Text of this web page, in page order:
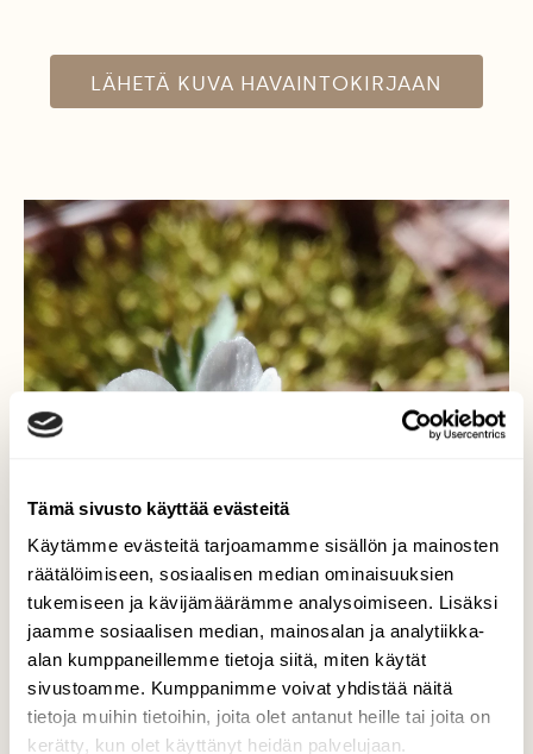
Tämä sivusto käyttää evästeitä
Käytämme evästeitä tarjoamamme sisällön ja mainosten
räätälöimiseen, sosiaalisen median ominaisuuksien
tukemiseen ja kävijämäärämme analysoimiseen. Lisäksi
jaamme sosiaalisen median, mainosalan ja analytiikka-
alan kumppaneillemme tietoja siitä, miten käytät
sivustoamme. Kumppanimme voivat yhdistää näitä
tietoja muihin tietoihin, joita olet antanut heille tai joita on
kerätty, kun olet käyttänyt heidän palvelujaan.
LÄHETÄ KUVA HAVAINTOKIRJAAN